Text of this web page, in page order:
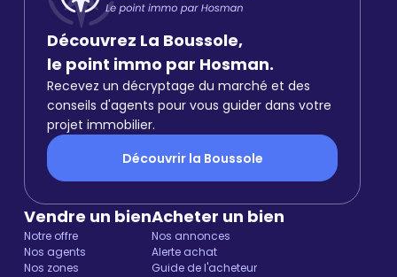
Découvrez La Boussole,
le point immo par Hosman.
Recevez un décryptage du marché et des
conseils d'agents pour vous guider dans votre
projet immobilier.
Découvrir la Boussole
Vendre un bien
Notre offre
Nos agents
Nos zones
Acheter un bien
Nos annonces
Alerte achat
Guide de l'acheteur